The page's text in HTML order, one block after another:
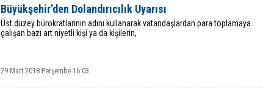
Büyükşehir’den Dolandırıcılık Uyarısı
Üst düzey bürokratlarının adını kullanarak vatandaşlardan para toplamaya
çalışan bazı art niyetli kişi ya da kişilerin,
29 Mart 2018 Perşembe 16:03